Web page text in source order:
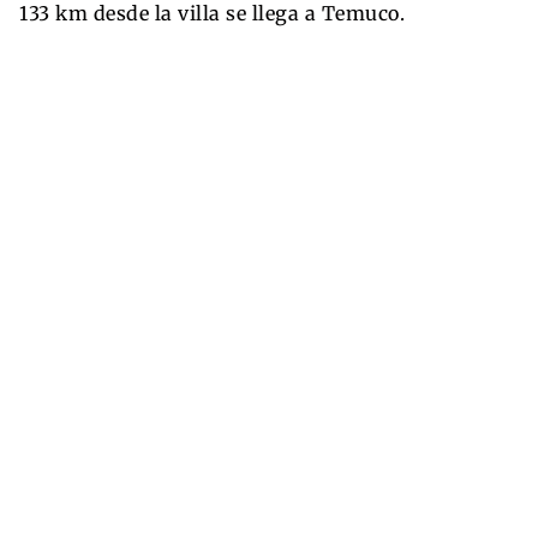
133 km desde la villa se llega a Temuco.